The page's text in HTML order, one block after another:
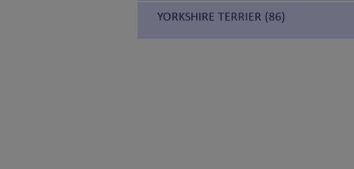
YORKSHIRE TERRIER (86)